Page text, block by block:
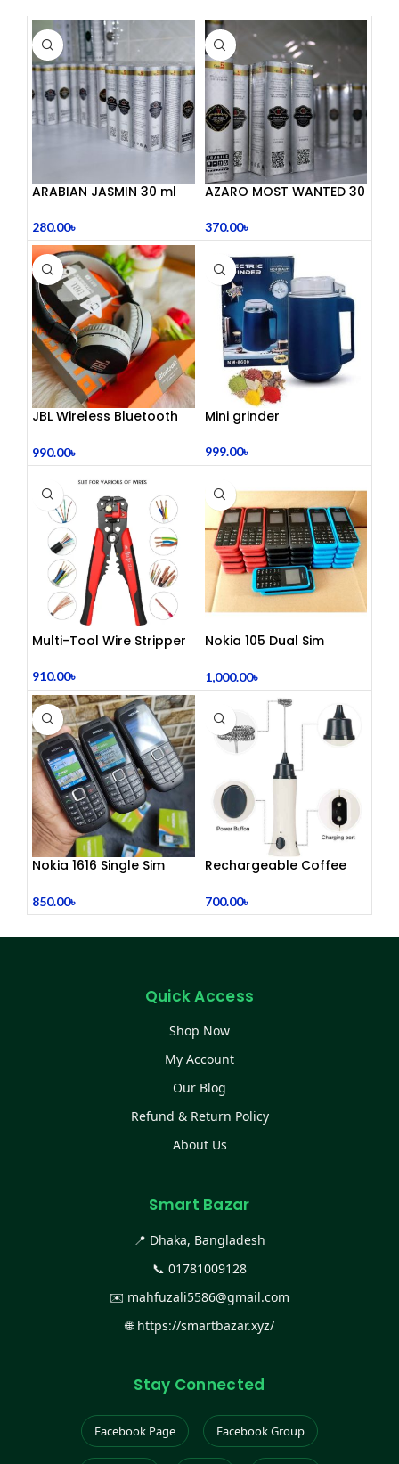
ARABIAN JASMIN 30 ml
280.00৳
AZARO MOST WANTED 30
370.00৳
JBL Wireless Bluetooth
990.00৳
Mini grinder
999.00৳
Multi-Tool Wire Stripper
910.00৳
Nokia 105 Dual Sim
1,000.00৳
Nokia 1616 Single Sim
850.00৳
Rechargeable Coffee
Foamer.
700.00৳
Quick Access
Shop Now
My Account
Our Blog
Refund & Return Policy
About Us
Smart Bazar
📍 Dhaka, Bangladesh
📞 01781009128
✉️ mahfuzali5586@gmail.com
🌐 https://smartbazar.xyz/
Stay Connected
Facebook Page Facebook Group